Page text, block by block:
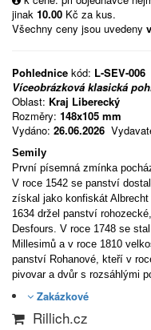
jinak 10.00 Kč za kus.
Všechny ceny jsou uvedeny
Pohlednice kód: L-SEV-006
Víceobrázková klasická
Oblast: Kraj Liberecký
Rozměry: 148x105 mm
Vydáno: 26.06.2026
Semily
První písemná zmínka
V roce 1542 se panství
získal jako konfiskát
1634 držel panství
Desfours. V roce 1748 se
Millesimů a v roce 1810
panství Rohanové, kteří v
pivovar a dvůr s rozsáhlými
Zakázkové
Rillich.cz